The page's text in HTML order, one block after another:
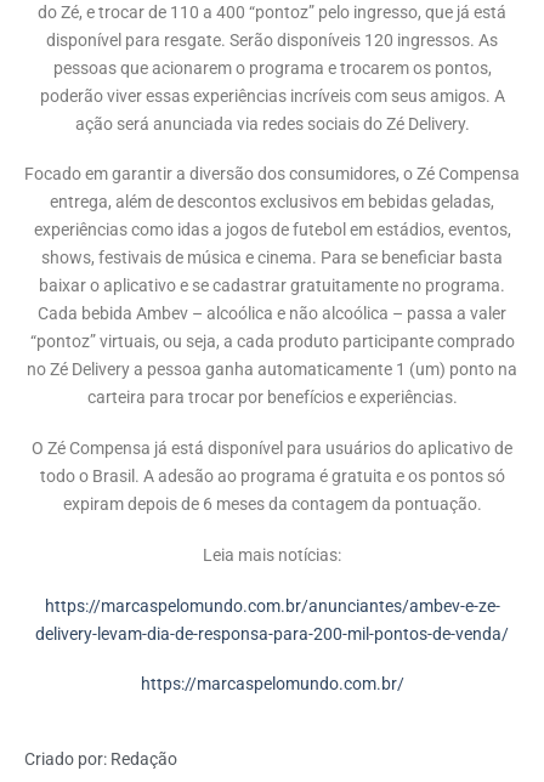
do Zé, e trocar de 110 a 400 “pontoz” pelo ingresso, que já está
disponível para resgate. Serão disponíveis 120 ingressos. As
pessoas que acionarem o programa e trocarem os pontos,
poderão viver essas experiências incríveis com seus amigos. A
ação será anunciada via redes sociais do Zé Delivery.
Focado em garantir a diversão dos consumidores, o Zé Compensa
entrega, além de descontos exclusivos em bebidas geladas,
experiências como idas a jogos de futebol em estádios, eventos,
shows, festivais de música e cinema. Para se beneficiar basta
baixar o aplicativo e se cadastrar gratuitamente no programa.
Cada bebida Ambev – alcoólica e não alcoólica – passa a valer
“pontoz” virtuais, ou seja, a cada produto participante comprado
no Zé Delivery a pessoa ganha automaticamente 1 (um) ponto na
carteira para trocar por benefícios e experiências.
O Zé Compensa já está disponível para usuários do aplicativo de
todo o Brasil. A adesão ao programa é gratuita e os pontos só
expiram depois de 6 meses da contagem da pontuação.
Leia mais notícias:
https://marcaspelomundo.com.br/anunciantes/ambev-e-ze-
delivery-levam-dia-de-responsa-para-200-mil-pontos-de-venda/
https://marcaspelomundo.com.br/
Criado por: Redação